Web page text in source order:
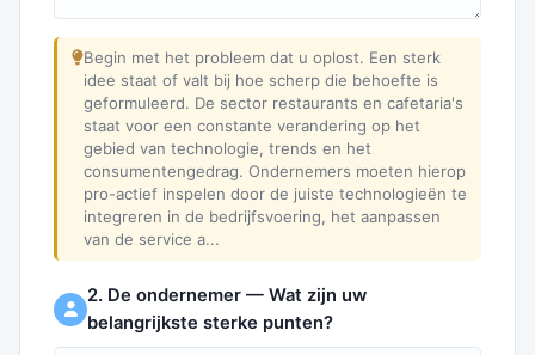
Begin met het probleem dat u oplost. Een sterk
idee staat of valt bij hoe scherp die behoefte is
geformuleerd. De sector restaurants en cafetaria's
staat voor een constante verandering op het
gebied van technologie, trends en het
consumentengedrag. Ondernemers moeten hierop
pro-actief inspelen door de juiste technologieën te
integreren in de bedrijfsvoering, het aanpassen
van de service a...
2. De ondernemer — Wat zijn uw
belangrijkste sterke punten?